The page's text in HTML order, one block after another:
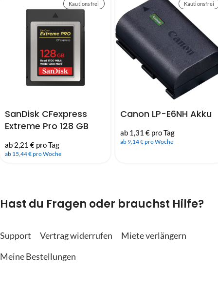
Kautionsfrei
SanDisk CFexpress
Extreme Pro 128 GB
ab 2,21 € pro Tag
ab 15,44 € pro Woche
Kautionsfrei
Canon LP-E6NH Akku
ab 1,31 € pro Tag
ab 9,14 € pro Woche
Hast du Fragen oder brauchst Hilfe?
Support Vertrag widerrufen
Miete verlängern
Meine Bestellungen